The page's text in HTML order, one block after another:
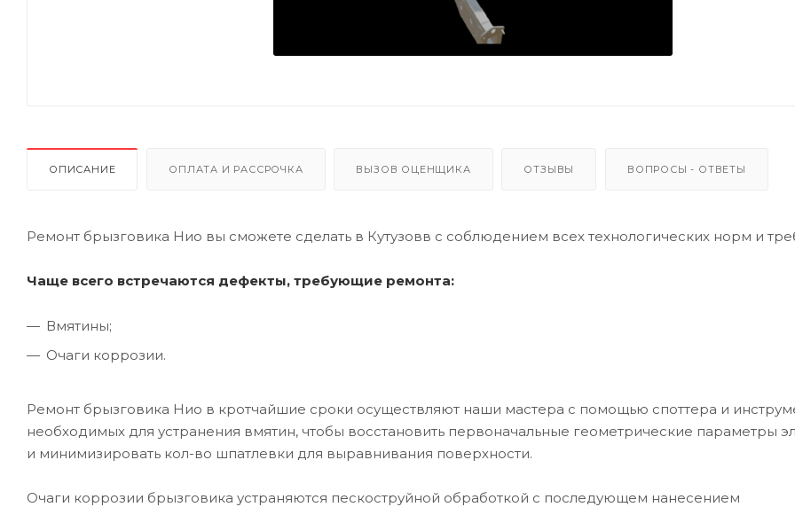
ОПИСАНИЕ ОПЛАТА И РАССРОЧКА ВЫЗОВ ОЦЕНЩИКА ОТЗЫВЫ ВОПРОСЫ - ОТВЕТЫ
Ремонт брызговика Нио вы сможете сделать в Кутузовв с соблюдением всех технологических норм и
Чаще всего встречаются дефекты, требующие ремонта:
Вмятины;
Очаги коррозии.
Ремонт брызговика Нио в кротчайшие сроки осуществляют наши мастера с помощью споттера и
необходимых для устранения вмятин, чтобы восстановить первоначальные геометрические параметры
и минимизировать кол-во шпатлевки для выравнивания поверхности.
Очаги коррозии брызговика устраняются пескоструйной обработкой с последующем нанесением